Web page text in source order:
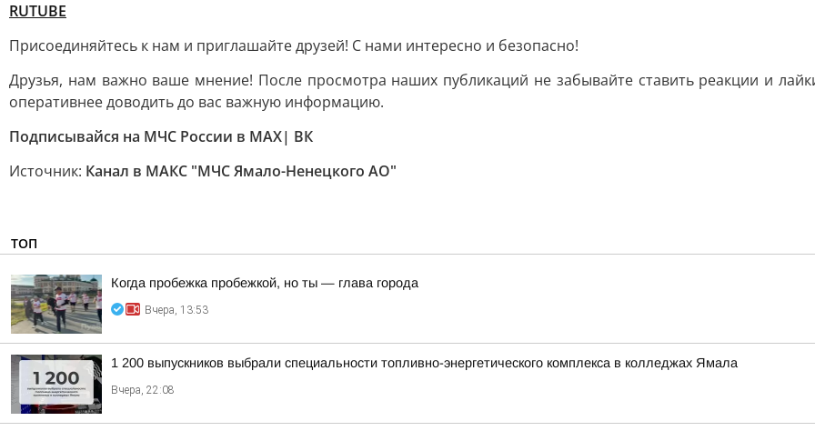
RUTUBE
Присоединяйтесь к нам и приглашайте друзей! С нами интересно и безопасно!
Друзья, нам важно ваше мнение! После просмотра наших публикаций не забывайте ставить реакции и
оперативнее доводить до вас важную информацию.
Подписывайся на МЧС России в MAX| ВК
Источник: Канал в МАКС "МЧС Ямало-Ненецкого АО"
ТОП
Когда пробежка пробежкой, но ты — глава города
Вчера, 13:53
1 200 выпускников выбрали специальности топливно-энергетического комплекса в колледжах Ямала
Вчера, 22:08